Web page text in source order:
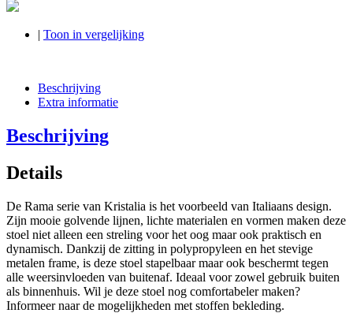
| Toon in vergelijking
Beschrijving
Extra informatie
Beschrijving
Details
De Rama serie van Kristalia is het voorbeeld van Italiaans design.
Zijn mooie golvende lijnen, lichte materialen en vormen maken deze
stoel niet alleen een streling voor het oog maar ook praktisch en
dynamisch. Dankzij de zitting in polypropyleen en het stevige
metalen frame, is deze stoel stapelbaar maar ook beschermt tegen
alle weersinvloeden van buitenaf. Ideaal voor zowel gebruik buiten
als binnenhuis. Wil je deze stoel nog comfortabeler maken?
Informeer naar de mogelijkheden met stoffen bekleding.